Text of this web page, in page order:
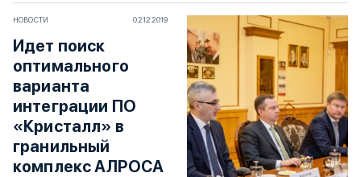
НОВОСТИ 02.12.2019
Идет поиск
оптимального
варианта
интеграции ПО
«Кристалл» в
гранильный
комплекс АЛРОСА